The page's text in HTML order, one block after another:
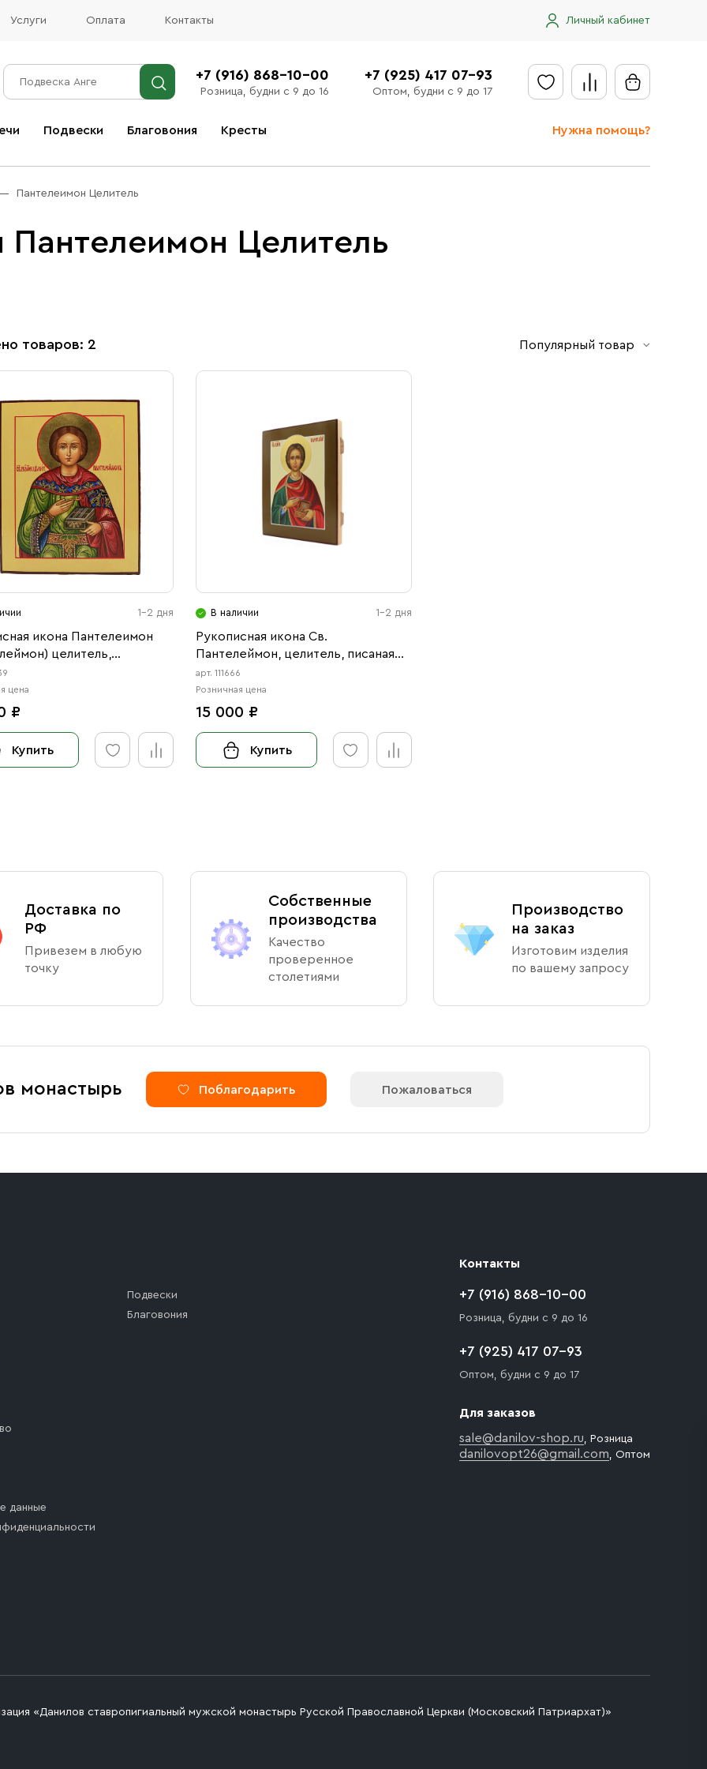
Услуги Оплата Контакты Личный кабинет
+7 (916) 868-10-00
Розница, будни с 9 до 16
+7 (925) 417 07-93
Оптом, будни с 9 до 17
Подвески Благовония Кресты Нужна помощь?
Отправить заявку
Пантелеимон Целитель
Пантелеимон Целитель
товаров: 2 Популярный товар
1-2 дня
икона Пантелеимон
целитель,
цена
₽
Купить
В наличии 1-2 дня
Рукописная икона Св.
Пантелеймон, целитель, писаная
икона
арт. 111666
Розничная цена
15 000 ₽
Купить
Доставка по
РФ
Привезем в любую
точку
Собственные
производства
Качество
проверенное
столетиями
Производство
на заказ
Изготовим изделия
по вашему запросу
монастырь Поблагодарить Пожаловаться
Подвески
Благовония
данные
Контакты
+7 (916) 868-10-00
Розница, будни с 9 до 16
+7 (925) 417 07-93
Оптом, будни с 9 до 17
Для заказов
sale@danilov-shop.ru, Розница
danilovopt26@gmail.com, Оптом
«Данилов ставропигиальный мужской монастырь Русской Православной Церкви (Московский Патриархат)»